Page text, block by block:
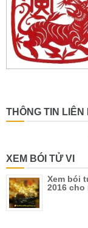
THÔNG TIN LIÊN
XEM BÓI TỬ VI
Xem bói
2016